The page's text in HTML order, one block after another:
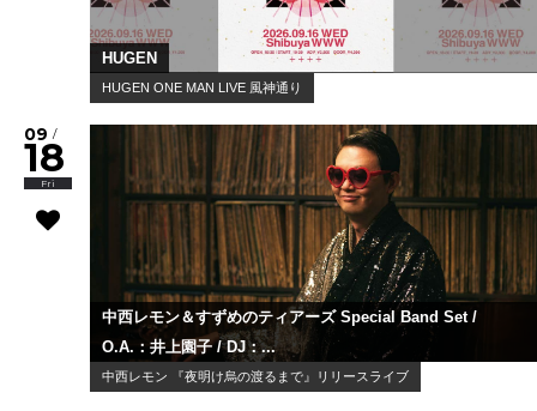
HUGEN
HUGEN ONE MAN LIVE 風神通り
09 /
18
Fri
中西レモン＆すずめのティアーズ Special Band Set /
O.A.：井上園子 / DJ：...
中西レモン 『夜明け烏の渡るまで』リリースライブ